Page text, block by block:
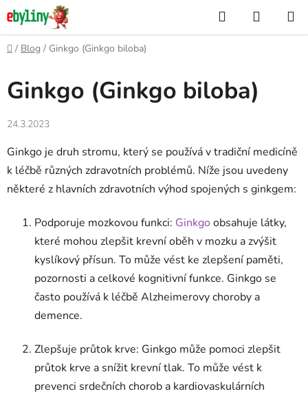
Přejít
na
obsah
Hledat
KOŠÍK
Domů
/ Blog / Ginkgo (Ginkgo biloba)
Ginkgo (Ginkgo biloba)
24.3.2023
Ginkgo je druh stromu, který se používá v tradiční medicíně
k léčbě různých zdravotních problémů. Níže jsou uvedeny
některé z hlavních zdravotních výhod spojených s ginkgem:
Podporuje mozkovou funkci: Ginkgoobsahuje látky,
které mohou zlepšit krevní oběh v mozku a zvýšit
kyslíkový přísun. To může vést ke zlepšení paměti,
pozornosti a celkové kognitivní funkce. Ginkgo se
často používá k léčbě Alzheimerovy choroby a
demence.
Zlepšuje průtok krve: Ginkgo může pomoci zlepšit
průtok krve a snížit krevní tlak. To může vést k
prevenci srdečních chorob a kardiovaskulárních